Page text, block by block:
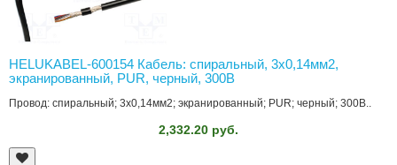
HELUKABEL-600154 Кабель: спиральный, 3x0,14мм2,
экранированный, PUR, черный, 300В
Провод: спиральный; 3x0,14мм2; экранированный; PUR; черный; 300В..
2,332.20 руб.